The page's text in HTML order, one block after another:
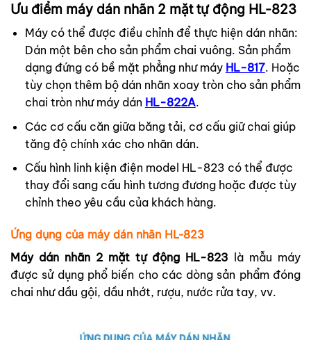
Ưu điểm máy dán nhãn 2 mặt tự động HL-823
Máy có thể được điều chỉnh để thực hiện dán nhãn:
Dán một bên cho sản phẩm chai vuông. Sản phẩm
dạng đứng có bề mặt phẳng như máy HL-817. Hoặc
tùy chọn thêm bộ dán nhãn xoay tròn cho sản phẩm
chai tròn như máy dán HL-822A.
Các cơ cấu căn giữa băng tải, cơ cấu giữ chai giúp
tăng độ chính xác cho nhãn dán.
Cấu hình linh kiện điện model HL-823 có thể được
thay đổi sang cấu hình tương đương hoặc được tùy
chỉnh theo yêu cầu của khách hàng.
Ứng dụng của máy dán nhãn HL-823
Máy dán nhãn 2 mặt tự động HL-823 là mẫu máy
được sử dụng phổ biến cho các dòng sản phẩm đóng
chai như dầu gội, dầu nhớt, rượu, nước rửa tay, vv.